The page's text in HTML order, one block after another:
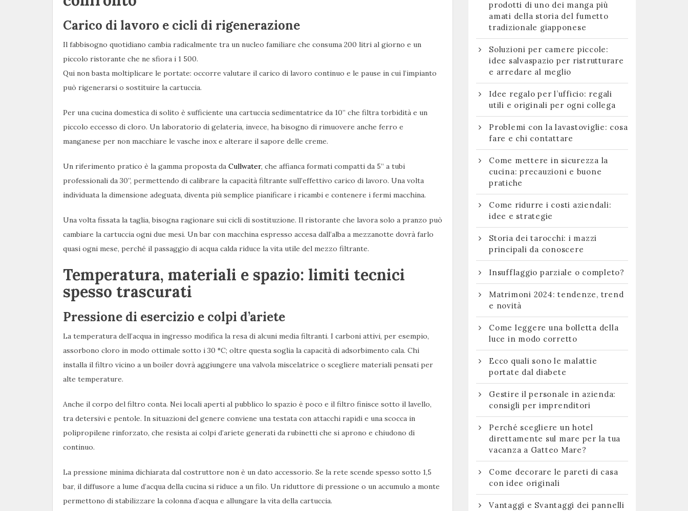
Carico di lavoro e cicli di rigenerazione
Il fabbisogno quotidiano cambia radicalmente tra un nucleo familiare che consuma 200 litri al giorno e un
piccolo ristorante che ne sfiora i 1 500.
Qui non basta moltiplicare le portate: occorre valutare il carico di lavoro continuo e le pause in cui l’impianto
può rigenerarsi o sostituire la cartuccia.
Per una cucina domestica di solito è sufficiente una cartuccia sedimentatrice da 10” che filtra torbidità e un
piccolo eccesso di cloro. Un laboratorio di gelateria, invece, ha bisogno di rimuovere anche ferro e
manganese per non macchiare le vasche inox e alterare il sapore delle creme.
Un riferimento pratico è la gamma proposta da Cullwater, che affianca formati compatti da 5” a tubi
professionali da 30”, permettendo di calibrare la capacità filtrante sull’effettivo carico di lavoro. Una volta
individuata la dimensione adeguata, diventa più semplice pianificare i ricambi e contenere i fermi macchina.
Una volta fissata la taglia, bisogna ragionare sui cicli di sostituzione. Il ristorante che lavora solo a pranzo può
cambiare la cartuccia ogni due mesi. Un bar con macchina espresso accesa dall’alba a mezzanotte dovrà farlo
quasi ogni mese, perché il passaggio di acqua calda riduce la vita utile del mezzo filtrante.
Temperatura, materiali e spazio: limiti tecnici
spesso trascurati
Pressione di esercizio e colpi d’ariete
La temperatura dell’acqua in ingresso modifica la resa di alcuni media filtranti. I carboni attivi, per esempio,
assorbono cloro in modo ottimale sotto i 30 °C; oltre questa soglia la capacità di adsorbimento cala. Chi
installa il filtro vicino a un boiler dovrà aggiungere una valvola miscelatrice o scegliere materiali pensati per
alte temperature.
Anche il corpo del filtro conta. Nei locali aperti al pubblico lo spazio è poco e il filtro finisce sotto il lavello,
tra detersivi e pentole. In situazioni del genere conviene una testata con attacchi rapidi e una scocca in
polipropilene rinforzato, che resista ai colpi d’ariete generati da rubinetti che si aprono e chiudono di
continuo.
La pressione minima dichiarata dal costruttore non è un dato accessorio. Se la rete scende spesso sotto 1,5
bar, il diffusore a lume d’acqua della cucina si riduce a un filo. Un riduttore di pressione o un accumulo a monte
permettono di stabilizzare la colonna d’acqua e allungare la vita della cartuccia.
prodotti di uno dei manga più
amati della storia del fumetto
tradizionale giapponese
Soluzioni per camere piccole:
idee salvaspazio per ristrutturare
e arredare al meglio
Idee regalo per l’ufficio: regali
utili e originali per ogni collega
Problemi con la lavastoviglie: cosa
fare e chi contattare
Come mettere in sicurezza la
cucina: precauzioni e buone
pratiche
Come ridurre i costi aziendali:
idee e strategie
Storia dei tarocchi: i mazzi
principali da conoscere
Insufflaggio parziale o completo?
Matrimoni 2024: tendenze, trend
e novità
Come leggere una bolletta della
luce in modo corretto
Ecco quali sono le malattie
portate dal diabete
Gestire il personale in azienda:
consigli per imprenditori
Perché scegliere un hotel
direttamente sul mare per la tua
vacanza a Gatteo Mare?
Come decorare le pareti di casa
con idee originali
Vantaggi e Svantaggi dei pannelli